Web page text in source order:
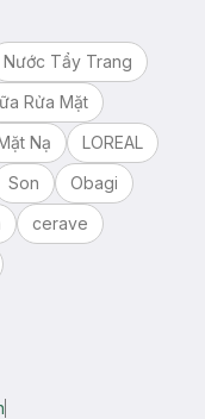
Nước Tẩy Trang
Rửa Mặt
Nạ
LOREAL
Son
Obagi
cerave